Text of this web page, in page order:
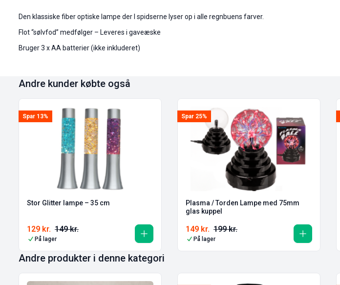
Den klassiske fiber optiske lampe der I spidserne lyser op i alle regnbuens farver.
Flot “sølvfod” medfølger – Leveres i gaveæske
Bruger 3 x AA batterier (ikke inkluderet)
Andre kunder købte også
Spar 13%
Stor Glitter lampe – 35 cm
149kr.
129 kr.
På lager
Spar 25%
Plasma / Torden Lampe med 75mm
glas kuppel
199kr.
149 kr.
På lager
Andre produkter i denne kategori